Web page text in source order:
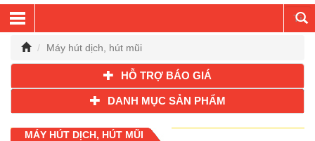
Máy hút dịch, hút mũi
HỖ TRỢ BÁO GIÁ
DANH MỤC SẢN PHẨM
MÁY HÚT DỊCH, HÚT MŨI